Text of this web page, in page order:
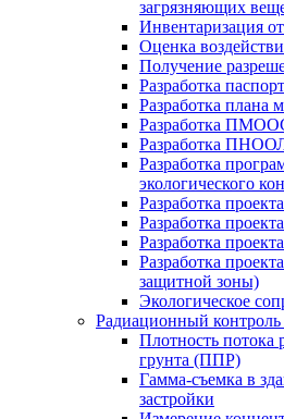
загрязняющих
Инвентаризация
Оценка
Получение
Разработка
Разработка
Разработка
Разработка
Разработка
экологического
Разработка
Разработка
Разработка
Разработка
защитной зоны)
Экологическое
Радиационный контроль
Плотность потока
грунта (ППР)
Гамма-съемка в
застройки